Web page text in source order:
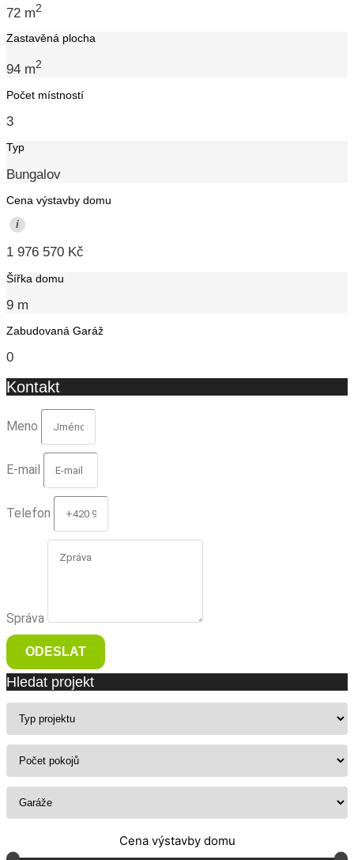
72 m2
Zastavěná plocha
94 m2
Počet místností
3
Typ
Bungalov
Cena výstavby domu
i
1 976 570 Kč
Šířka domu
9 m
Zabudovaná Garáž
0
Kontakt
Meno
E-mail
Telefon
Správa
ODESLAT
Hledat projekt
Cena výstavby domu